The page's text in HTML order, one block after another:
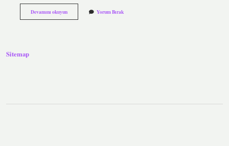
Devamını okuyunEşimin
Kız
Yorum Bırak
Sitemap